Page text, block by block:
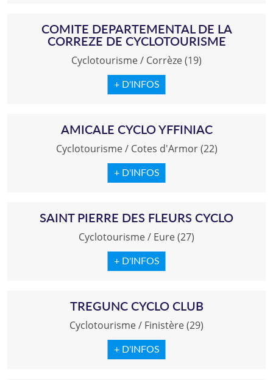
COMITE DEPARTEMENTAL DE LA
CORREZE DE CYCLOTOURISME
Cyclotourisme/ Corrèze (19)
+ D'INFOS
AMICALE CYCLO YFFINIAC
Cyclotourisme/ Cotes d'Armor (22)
+ D'INFOS
SAINT PIERRE DES FLEURS CYCLO
Cyclotourisme/ Eure (27)
+ D'INFOS
TREGUNC CYCLO CLUB
Cyclotourisme/ Finistère (29)
+ D'INFOS